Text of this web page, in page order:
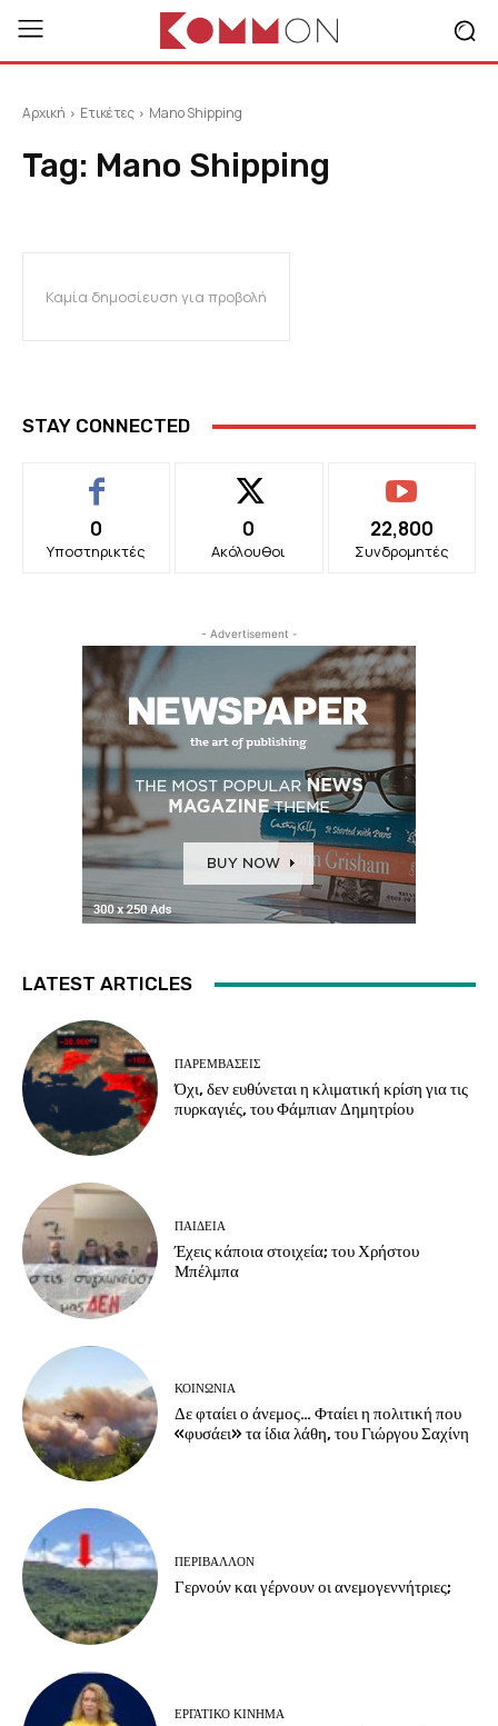
Αρχική Ετικέτες Mano Shipping
Tag: Mano Shipping
Καμία δημοσίευση για προβολή
STAY CONNECTED
0
Υποστηρικτές
0
Ακόλουθοι
22,800
Συνδρομητές
- Advertisement -
LATEST ARTICLES
ΠΑΡΕΜΒΑΣΕΙΣ
Όχι, δεν ευθύνεται η κλιματική κρίση για τις
πυρκαγιές, του Φάμπιαν Δημητρίου
ΠΑΙΔΕΙΑ
Έχεις κάποια στοιχεία; του Χρήστου
Μπέλμπα
ΚΟΙΝΩΝΙΑ
Δε φταίει ο άνεμος… Φταίει η πολιτική που
«φυσάει» τα ίδια λάθη, του Γιώργου Σαχίνη
ΠΕΡΙΒΆΛΛΟΝ
Γερνούν και γέρνουν οι ανεμογεννήτριες;
ΕΡΓΑΤΙΚΟ ΚΙΝΗΜΑ